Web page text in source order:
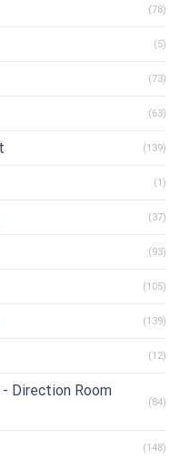
(78)
(5)
(73)
(63)
(139)
(1)
(37)
(93)
(105)
(139)
(12)
- Direction Room
(84)
(148)